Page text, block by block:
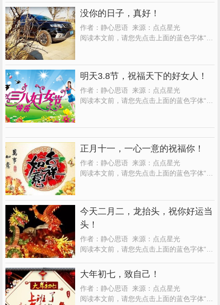
你虽然没有， 男人们结实的肩膀， 但同样能
撑半边天， 你虽然没有， 男人们有力的手
掌...
没你的日子，真好！
作者：静心思语 来源：点点星光
阅读本文前，请您先点击上面的蓝色字体“点
可以读读书，也可以写写字， 将自己融入于
书香中， 感受文字带给我的充实， 再不用
每...
明天3.8节，祝福天下的好女人！
作者：静心思语 来源：点点星光
阅读本文前，请您先点击上面的蓝色字体“点
时间是属于孩子的， 唯有脸上的皱纹 是属于
自...
正月十一，一心一意的祝福你！
作者：静心思语 来源：点点星光
阅读本文前，请您先点击上面的蓝色字体“点
爱的朋友， 今天是正月十一， 推开窗户，
愿好运开启美好的一天， 清晨的第一缕微
风，...
今天二月二，龙抬头，祝你好运当
头！
作者：静心思语 来源：点点星光
阅读本文前，请您先点击上面的蓝色字体“点
免费收到文章了。每天都有分享。完全是免
费订阅，请放心关注。 二月二，龙抬头， 亲
情友情暖心头， 愿你， 在这寓意成双的日子
里， 天做地合，姻缘成双， 两心相知，幸
大年初七，致自己！
作者：静心思语 来源：点点星光
阅读本文前，请您先点击上面的蓝色字体“点